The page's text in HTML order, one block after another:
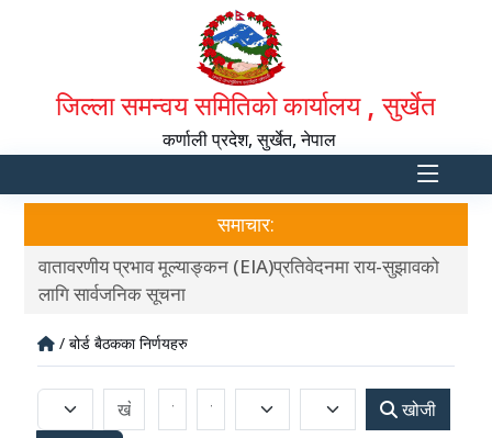
जिल्ला समन्वय समितिको कार्यालय , सुर्खेत
कर्णाली प्रदेश, सुर्खेत, नेपाल
समाचार:
वातावरणीय प्रभाव मूल्याङ्कन (EIA)प्रतिवेदनमा राय-सुझावको
लागि सार्वजनिक सूचना
/ बोर्ड बैठकका निर्णयहरु
खोजी